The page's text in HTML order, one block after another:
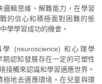
輯思維、解難能力，在學習
的信心和積極面對困難的態
學學習成功的機會。
(neuroscience) 和心理學
認知發展存在一定的可塑性
接觸來認識和學習適應世界。
極地去適應環境。在兒童與環